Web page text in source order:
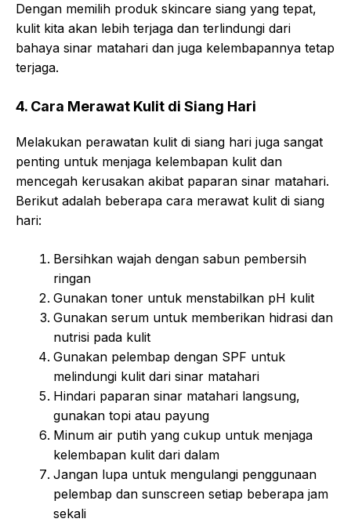
Dengan memilih produk skincare siang yang tepat,
kulit kita akan lebih terjaga dan terlindungi dari
bahaya sinar matahari dan juga kelembapannya tetap
terjaga.
4. Cara Merawat Kulit di Siang Hari
Melakukan perawatan kulit di siang hari juga sangat
penting untuk menjaga kelembapan kulit dan
mencegah kerusakan akibat paparan sinar matahari.
Berikut adalah beberapa cara merawat kulit di siang
hari:
Bersihkan wajah dengan sabun pembersih
ringan
Gunakan toner untuk menstabilkan pH kulit
Gunakan serum untuk memberikan hidrasi dan
nutrisi pada kulit
Gunakan pelembap dengan SPF untuk
melindungi kulit dari sinar matahari
Hindari paparan sinar matahari langsung,
gunakan topi atau payung
Minum air putih yang cukup untuk menjaga
kelembapan kulit dari dalam
Jangan lupa untuk mengulangi penggunaan
pelembap dan sunscreen setiap beberapa jam
sekali